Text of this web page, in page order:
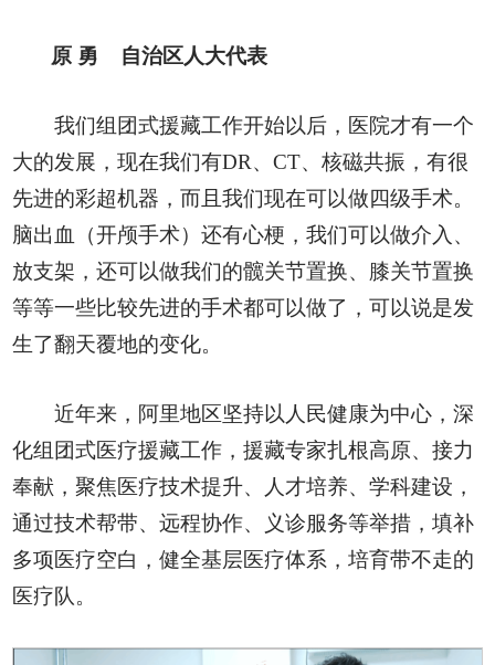
原 勇 自治区人大代表
我们组团式援藏工作开始以后，医院才有一个
大的发展，现在我们有DR、CT、核磁共振，有很
先进的彩超机器，而且我们现在可以做四级手术。
脑出血（开颅手术）还有心梗，我们可以做介入、
放支架，还可以做我们的髋关节置换、膝关节置换
等等一些比较先进的手术都可以做了，可以说是发
生了翻天覆地的变化。
近年来，阿里地区坚持以人民健康为中心，深
化组团式医疗援藏工作，援藏专家扎根高原、接力
奉献，聚焦医疗技术提升、人才培养、学科建设，
通过技术帮带、远程协作、义诊服务等举措，填补
多项医疗空白，健全基层医疗体系，培育带不走的
医疗队。